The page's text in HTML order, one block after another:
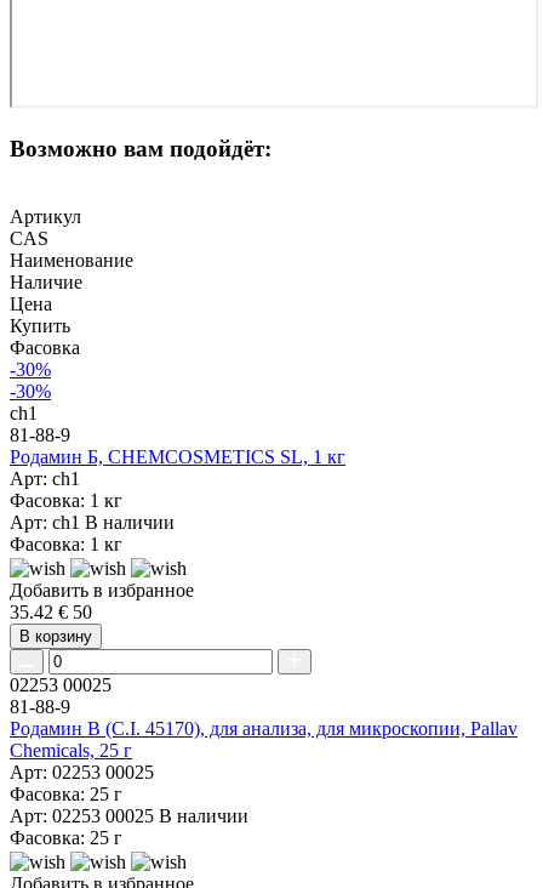
Возможно вам подойдёт:
Артикул
CAS
Наименование
Наличие
Цена
Купить
Фасовка
-30%
-30%
ch1
81-88-9
Родамин Б, CHEMCOSMETICS SL, 1 кг
Арт: ch1
Фасовка: 1 кг
Арт: ch1 В наличии
Фасовка: 1 кг
Добавить в избранное
35.42 € 50
В корзину
02253 00025
81-88-9
Родамин B (C.I. 45170), для анализа, для микроскопии, Pallav
Chemicals, 25 г
Арт: 02253 00025
Фасовка: 25 г
Арт: 02253 00025 В наличии
Фасовка: 25 г